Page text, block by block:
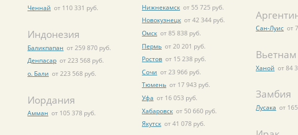
Ченнай от 110 331 руб.
Индонезия
Баликпапан от 259 870 руб.
Денпасар от 223 568 руб.
о. Бали от 223 568 руб.
Иордания
Амман от 105 378 руб.
Нижнекамск от 55 725 руб.
Новокузнецк от 42 344 руб.
Омск от 85 838 руб.
Пермь от 20 201 руб.
Ростов от 15 238 руб.
Сочи от 23 966 руб.
Тюмень от 17 943 руб.
Уфа от 16 053 руб.
Хабаровск от 50 660 руб.
Якутск от 41 078 руб.
Сан-Луис от
Вьетнам
Ханой от 84
Замбия
Лусака от